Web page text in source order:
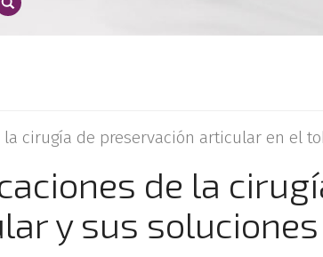
cirugía de preservación articular en el
de la
y sus soluciones